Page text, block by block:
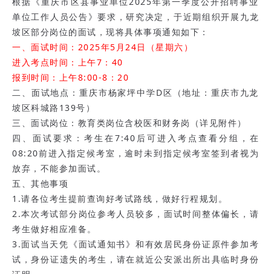
单位工作人员公告》要求，研究决定，于近期组织开展九龙
坡区部分岗位的面试，现将具体事项通知如下：
一、面试时间：2025年5月24日（星期六）
进入考点时间：上午7：40
报到时间：上午8:00-8：20
二、面试地点：重庆市杨家坪中学D区（地址：重庆市九龙
坡区科城路139号）
三、面试岗位：教育类岗位含校医和财务岗（详见附件）
四、面试要求：考生在7:40后可进入考点查看分组，在
08:20前进入指定候考室，逾时未到指定候考室签到者视为
放弃，不能参加面试。
五、其他事项
1.请各位考生提前查询好考试路线，做好行程规划。
2.本次考试部分岗位参考人员较多，面试时间整体偏长，请
考生做好相应准备。
3.面试当天凭《面试通知书》和有效居民身份证原件参加考
试，身份证遗失的考生，请在就近公安派出所出具临时身份